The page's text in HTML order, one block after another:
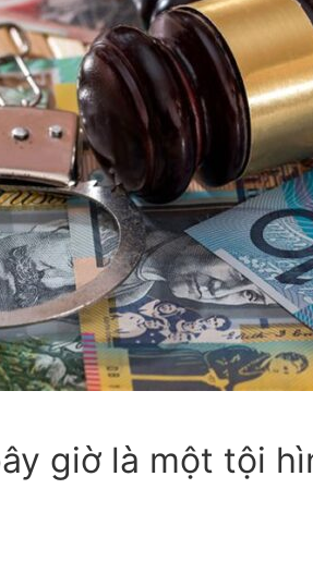
giờ là một tội